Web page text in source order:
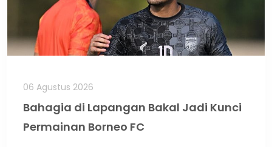
06 Agustus 2026
Bahagia di Lapangan Bakal Jadi Kunci
Permainan Borneo FC